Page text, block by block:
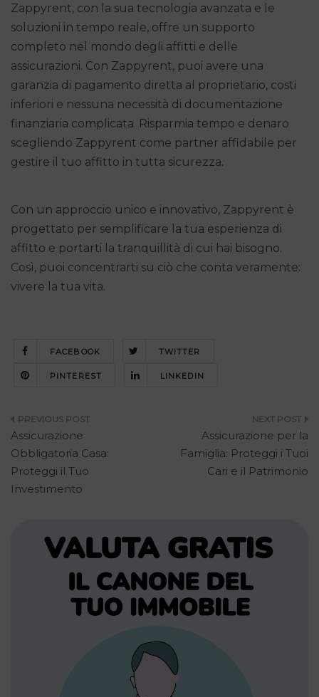
Zappyrent, con la sua tecnologia avanzata e le
soluzioni in tempo reale, offre un supporto
completo nel mondo degli affitti e delle
assicurazioni. Con Zappyrent, puoi avere una
garanzia di pagamento diretta al proprietario, costi
inferiori e nessuna necessità di documentazione
finanziaria complicata. Risparmia tempo e denaro
scegliendo Zappyrent come partner affidabile per
gestire il tuo affitto in tutta sicurezza.
Con un approccio unico e innovativo, Zappyrent è
progettato per semplificare la tua esperienza di
affitto e portarti la tranquillità di cui hai bisogno.
Così, puoi concentrarti su ciò che conta veramente:
vivere la tua vita.
FACEBOOK TWITTER
PINTEREST LINKEDIN
Navigazione
articoli
Assicurazione
Obbligatoria Casa:
Proteggi il Tuo
Investimento
Assicurazione per la
Famiglia: Proteggi i Tuoi
Cari e il Patrimonio